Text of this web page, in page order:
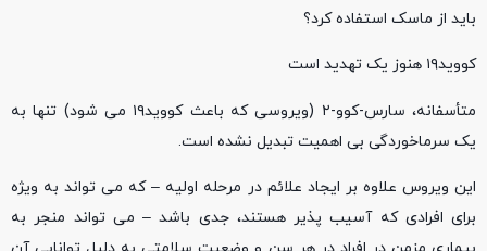
باید از ماسک استفاده کرد؟
کووید۱۹ هنوز یک تهدید است
متأسفانه، سارس-کوو-۲ (ویروسی که باعث کووید۱۹ می شود) تنها به
یک سرماخوردگی بی اهمیت تبدیل نشده است.
این ویروس علاوه بر ایجاد علائم در مرحله اولیه – که می تواند به ویژه
برای افرادی که آسیب پذیر هستند، جدی باشد – می تواند منجر به